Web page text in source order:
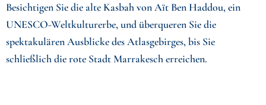
Besichtigen Sie die alte Kasbah von Aït Ben Haddou, ein
UNESCO-Weltkulturerbe, und überqueren Sie die
spektakulären Ausblicke des Atlasgebirges, bis Sie
schließlich die rote Stadt Marrakesch erreichen.